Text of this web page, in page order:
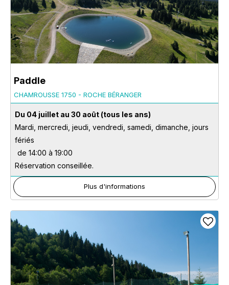
Paddle
CHAMROUSSE 1750 - ROCHE BÉRANGER
Du 04 juillet au 30 août (tous les ans)
Mardi, mercredi, jeudi, vendredi, samedi, dimanche, jours
fériés
de 14:00 à 19:00
Réservation conseillée.
Plus d'informations